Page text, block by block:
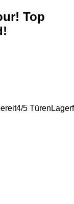
Top
4/5 Türen